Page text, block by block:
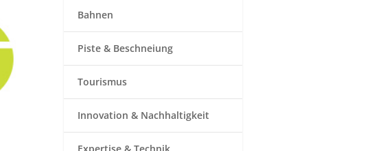
Bahnen
Piste & Beschneiung
Tourismus
Innovation & Nachhaltigkeit